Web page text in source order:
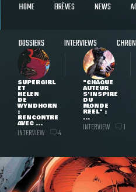
HOME BRÈVES NEWS
DOSSIERS INTERVIEWS
SUPERGIRL
ET
HELEN
DE
WYNDHORN
:
RENCONTRE
AVEC ...
INTERVIEW 4
"CHAQUE
AUTEUR
S'INSPIRE
DU
MONDE
RÉEL" :
...
INTERVIEW 1